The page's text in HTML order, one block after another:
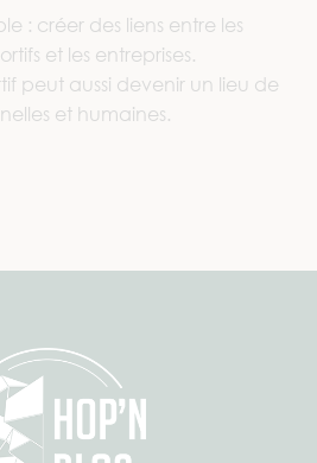
: créer des liens entre les
et les entreprises.
peut aussi devenir un lieu de
et humaines.